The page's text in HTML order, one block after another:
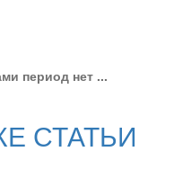
период нет ...
СТАТЬИ